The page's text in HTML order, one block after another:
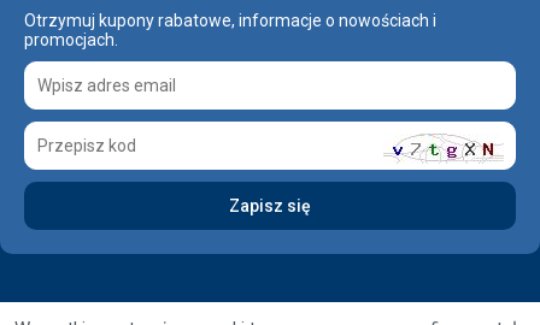
Otrzymuj kupony rabatowe, informacje o nowościach i
promocjach.